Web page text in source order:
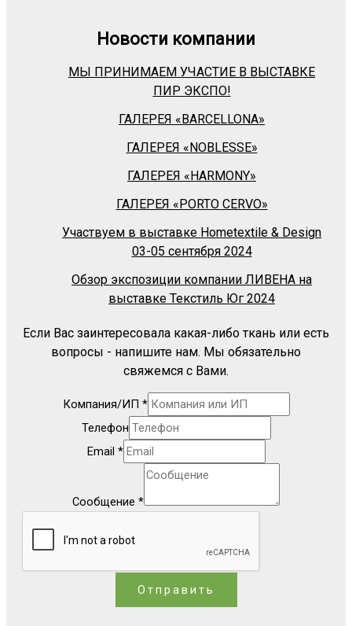
Новости компании
МЫ ПРИНИМАЕМ УЧАСТИЕ В ВЫСТАВКЕ
ПИР ЭКСПО!
ГАЛЕРЕЯ «BARСELLONA»
ГАЛЕРЕЯ «NOBLESSE»
ГАЛЕРЕЯ «HARMONY»
ГАЛЕРЕЯ «PORTO CERVO»
Участвуем в выставке Hometextile & Design
03-05 сентября 2024
Обзор экспозиции компании ЛИВЕНА на
выставке Текстиль Юг 2024
Если Вас заинтересовала какая-либо ткань или есть
вопросы - напишите нам. Мы обязательно
свяжемся с Вами.
Компания/ИП *
Телефон
Email *
Сообщение *
Отправить